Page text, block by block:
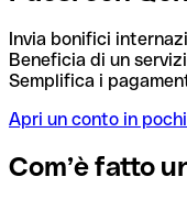
Invia bonifici
Beneficia di un
Semplifica i
Apri un conto in
Com’è fatto